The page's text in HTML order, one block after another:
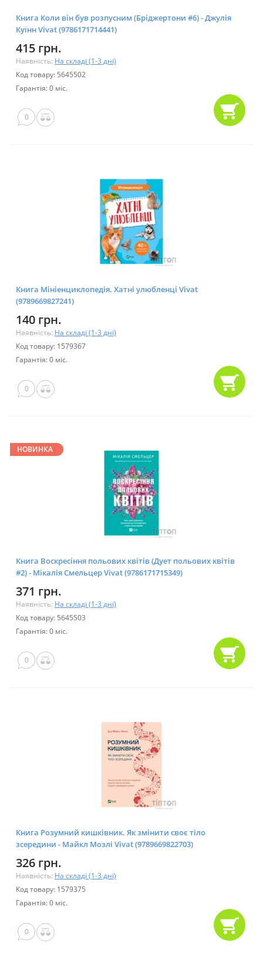
Книга Коли він був розпусним (Бріджертони #6) - Джулія
Куїнн Vivat (9786171714441)
415 грн.
Наявність: На складі (1-3 дні)
Код товару: 5645502
Гарантія: 0 міс.
0
Книга Мініенциклопедія. Хатні улюбленці Vivat
(9789669827241)
140 грн.
Наявність: На складі (1-3 дні)
Код товару: 1579367
Гарантія: 0 міс.
0
НОВИНКА
Книга Воскресіння польових квітів (Дует польових квітів
#2) - Мікалія Смельцер Vivat (9786171715349)
371 грн.
Наявність: На складі (1-3 дні)
Код товару: 5645503
Гарантія: 0 міс.
0
Книга Розумний кишківник. Як змінити своє тіло
зсередини - Майкл Мозлі Vivat (9789669822703)
326 грн.
Наявність: На складі (1-3 дні)
Код товару: 1579375
Гарантія: 0 міс.
0